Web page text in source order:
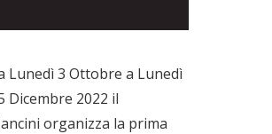
cinema passa da
03/10/2022 al
2022
Lunedì 3 Ottobre a Lunedì
Dicembre 2022 il
organizza la prima